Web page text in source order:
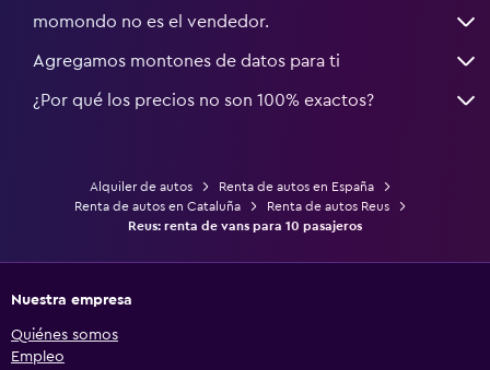
momondo no es el vendedor.
Agregamos montones de datos para ti
¿Por qué los precios no son 100% exactos?
Alquiler de autos
Renta de autos en España
Renta de autos en Cataluña
Renta de autos Reus
Reus: renta de vans para 10 pasajeros
Nuestra empresa
Quiénes somos
Empleo